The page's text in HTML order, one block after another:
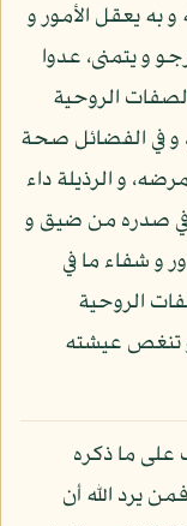
به يعقل الأمور و
و يتمنى، عدوا
الروحية
و في الفضائل صحة
و الرذيلة داء
صدره من ضيق و
و شفاء ما في
الروحية
و تنغص عيشته
على ما ذكره
يرد الله أن